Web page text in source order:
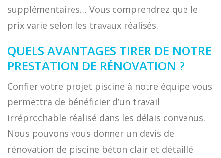
supplémentaires… Vous comprendrez que le
prix varie selon les travaux réalisés.
QUELS AVANTAGES TIRER DE NOTRE
PRESTATION DE RÉNOVATION ?
Confier votre projet piscine à notre équipe vous
permettra de bénéficier d’un travail
irréprochable réalisé dans les délais convenus.
Nous pouvons vous donner un devis de
rénovation de piscine béton clair et détaillé